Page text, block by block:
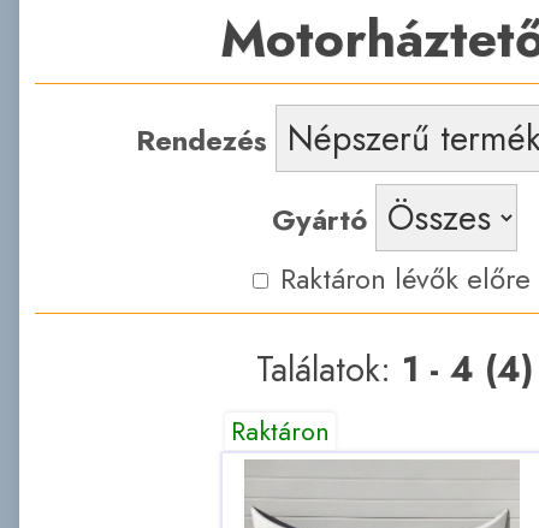
Rendezés
Gyártó
Raktáron lévők előre
Találatok: 1 - 4 (4)
Raktáron